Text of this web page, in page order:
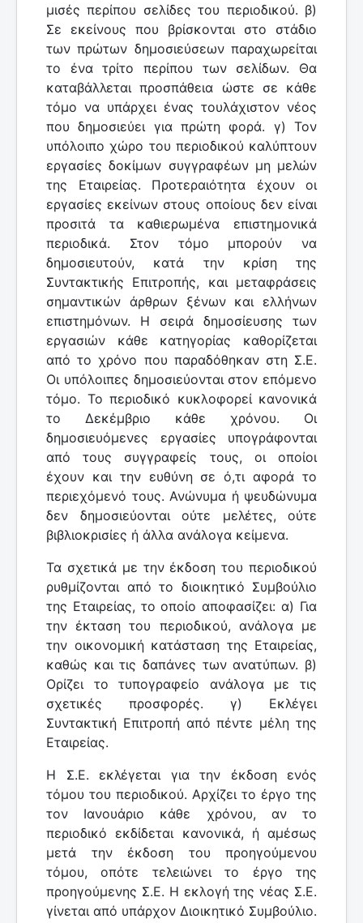
μισές περίπου σελίδες του περιοδικού. β)
Σε εκείνους που βρίσκονται στο στάδιο
των πρώτων δημοσιεύσεων παραχωρείται
το ένα τρίτο περίπου των σελίδων. Θα
καταβάλλεται προσπάθεια ώστε σε κάθε
τόμο να υπάρχει ένας τουλάχιστον νέος
που δημοσιεύει για πρώτη φορά. γ) Τον
υπόλοιπο χώρο του περιοδικού καλύπτουν
εργασίες δοκίμων συγγραφέων μη μελών
της Εταιρείας. Προτεραιότητα έχουν οι
εργασίες εκείνων στους οποίους δεν είναι
προσιτά τα καθιερωμένα επιστημονικά
περιοδικά. Στον τόμο μπορούν να
δημοσιευτούν, κατά την κρίση της
Συντακτικής Επιτροπής, και μεταφράσεις
σημαντικών άρθρων ξένων και ελλήνων
επιστημόνων. Η σειρά δημοσίευσης των
εργασιών κάθε κατηγορίας καθορίζεται
από το χρόνο που παραδόθηκαν στη Σ.Ε.
Οι υπόλοιπες δημοσιεύονται στον επόμενο
τόμο. Το περιοδικό κυκλοφορεί κανονικά
το Δεκέμβριο κάθε χρόνου. Οι
δημοσιευόμενες εργασίες υπογράφονται
από τους συγγραφείς τους, οι οποίοι
έχουν και την ευθύνη σε ό,τι αφορά το
περιεχόμενό τους. Ανώνυμα ή ψευδώνυμα
δεν δημοσιεύονται ούτε μελέτες, ούτε
βιβλιοκρισίες ή άλλα ανάλογα κείμενα.
Τα σχετικά με την έκδοση του περιοδικού
ρυθμίζονται από το διοικητικό Συμβούλιο
της Εταιρείας, το οποίο αποφασίζει: α) Για
την έκταση του περιοδικού, ανάλογα με
την οικονομική κατάσταση της Εταιρείας,
καθώς και τις δαπάνες των ανατύπων. β)
Ορίζει το τυπογραφείο ανάλογα με τις
σχετικές προσφορές. γ) Εκλέγει
Συντακτική Επιτροπή από πέντε μέλη της
Εταιρείας.
Η Σ.Ε. εκλέγεται για την έκδοση ενός
τόμου του περιοδικού. Αρχίζει το έργο της
τον Ιανουάριο κάθε χρόνου, αν το
περιοδικό εκδίδεται κανονικά, ή αμέσως
μετά την έκδοση του προηγούμενου
τόμου, οπότε τελειώνει το έργο της
προηγούμενης Σ.Ε. Η εκλογή της νέας Σ.Ε.
γίνεται από υπάρχον Διοικητικό Συμβούλιο.